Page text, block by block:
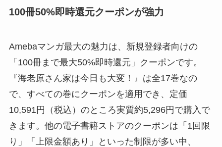
100冊50%即時還元クーポンが強力
Amebaマンガ最大の魅力は、新規登録者向けの
「100冊まで最大50%即時還元」クーポンです。
『海老原さん家は今日も大変！』は全17巻なの
で、すべての巻にクーポンを適用でき、定価
10,591円（税込）のところ実質約5,296円で購入で
きます。他の電子書籍ストアのクーポンは「1回限
り」「上限金額あり」といった制限が多い中、